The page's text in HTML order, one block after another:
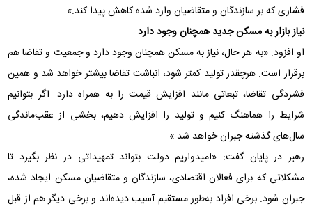
فشاری که بر سازندگان و متقاضیان وارد شده کاهش پیدا کند.»
نیاز بازار به مسکن جدید همچنان وجود دارد
او افزود: «به هر حال، نیاز به مسکن همچنان وجود دارد و جمعیت و تقاضا هم
برقرار است. هرچقدر تولید کمتر شود، انباشت تقاضا بیشتر خواهد شد و همین
فشردگی تقاضا، تبعاتی مانند افزایش قیمت را به همراه دارد. اگر بتوانیم
شرایط را هماهنگ کنیم و تولید را افزایش دهیم، بخشی از عقب‌ماندگی
سال‌های گذشته جبران خواهد شد.»
رهبر در پایان گفت: «امیدواریم دولت بتواند تمهیداتی در نظر بگیرد تا
مشکلاتی که برای فعالان اقتصادی، سازندگان و متقاضیان مسکن ایجاد شده،
جبران شود. برخی افراد به‌طور مستقیم آسیب دیده‌اند و برخی دیگر هم از قبل